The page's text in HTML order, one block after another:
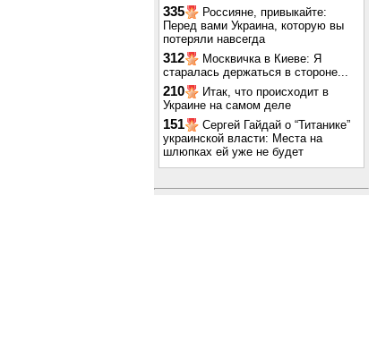
335
Россияне, привыкайте:
Перед вами Украина, которую вы
потеряли навсегда
312
Москвичка в Киеве: Я
старалась держаться в стороне...
210
Итак, что происходит в
Украине на самом деле
151
Сергей Гайдай о “Титанике”
украинской власти: Места на
шлюпках ей уже не будет